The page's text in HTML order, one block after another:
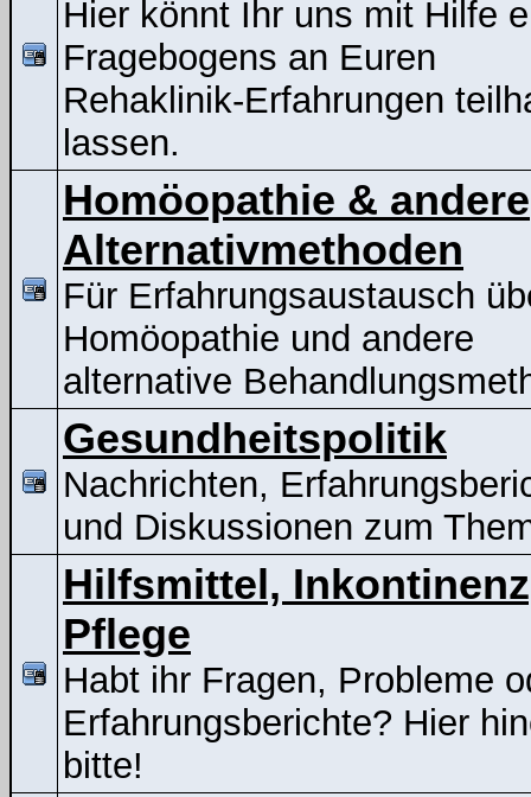
Hier könnt Ihr uns mit Hilfe
Fragebogens an Euren
Rehaklinik-Erfahrungen
lassen.
Homöopathie & andere
Alternativmethoden
Für Erfahrungsaustausch
Homöopathie und andere
alternative
Gesundheitspolitik
Nachrichten,
und Diskussionen zum
Hilfsmittel,
Pflege
Habt ihr Fragen, Probleme
Erfahrungsberichte? Hier
bitte!